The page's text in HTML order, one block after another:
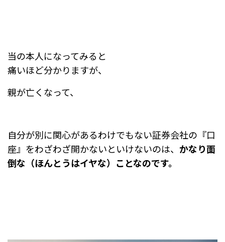
当の本人になってみると
痛いほど分かりますが、
親が亡くなって、
自分が別に関心があるわけでもない証券会社の『口
座』をわざわざ開かないといけないのは、 かなり面
倒な（ほんとうはイヤな）ことなのです。